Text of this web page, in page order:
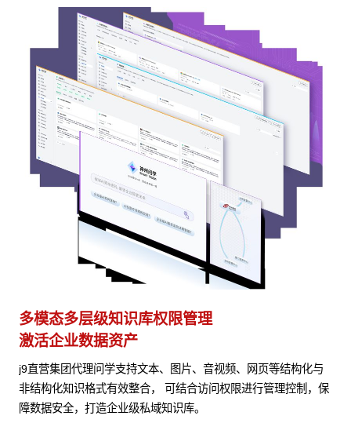
多模态多层级知识库权限管理
激活企业数据资产
j9直营集团代理问学支持文本、图片、音视频、网页等结构化与
非结构化知识格式有效整合， 可结合访问权限进行管理控制，保
障数据安全，打造企业级私域知识库。